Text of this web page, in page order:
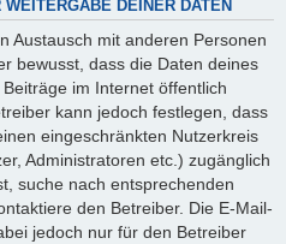
DEINER DATEN
Austausch mit anderen Personen
bewusst, dass die Daten deines
im Internet öffentlich
kann jedoch festlegen, dass
eingeschränkten Nutzerkreis
Administratoren etc.) zugänglich
suche nach entsprechenden
den Betreiber. Die E-Mail-
jedoch nur für den Betreiber